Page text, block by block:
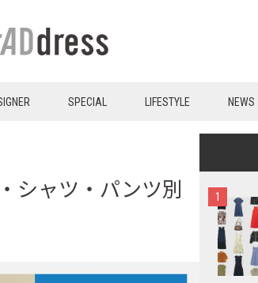
SPECIAL LIFESTYLE NEWS
シャツ・パンツ別
1